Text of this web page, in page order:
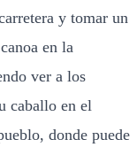
y tomar un
en la
ver a los
caballo en el
donde puede